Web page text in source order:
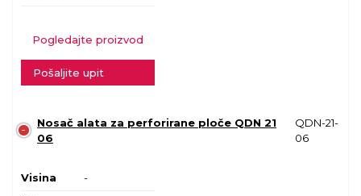
Pogledajte proizvod
Pošaljite upit
Nosač alata za perforirane ploče QDN 21
06
QDN-21-
06
Visina -